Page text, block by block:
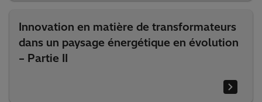
Innovation en matière de transformateurs
dans un paysage énergétique en évolution
– Partie II